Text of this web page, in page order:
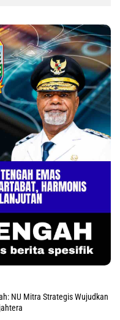
NU Mitra Strategis Wujudkan